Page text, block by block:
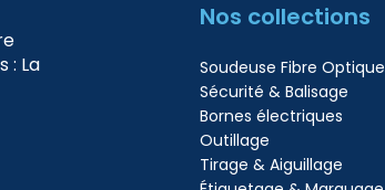
: La
Nos collections
Soudeuse Fibre Optique
Sécurité & Balisage
Bornes électriques
Outillage
Tirage & Aiguillage